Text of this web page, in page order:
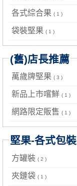
各式綜合果 ( 1 )
袋裝堅果 ( 1 )
(舊)店長推薦
萬歲牌堅果 ( 3 )
新品上市嚐鮮 ( 1 )
網路限定販售 ( 1 )
堅果-各式包裝
方罐裝 ( 2 )
夾鏈袋 ( 1 )